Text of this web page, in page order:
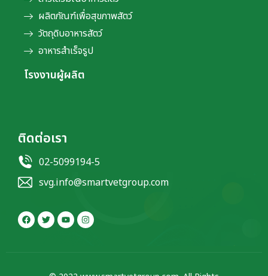
ผลิตภัณฑ์เพื่อสุขภาพสัตว์
วัตถุดิบอาหารสัตว์
อาหารสำเร็จรูป
โรงงานผู้ผลิต
ติดต่อเรา
02-5099194-5
svg.info@smartvetgroup.com